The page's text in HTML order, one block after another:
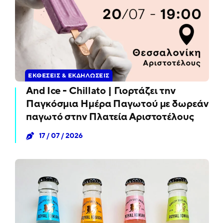
ΕΚΘΈΣΕΙΣ & ΕΚΔΗΛΏΣΕΙΣ
And Ice - Chillato | Γιορτάζει την
Παγκόσμια Ημέρα Παγωτού με δωρεάν
παγωτό στην Πλατεία Αριστοτέλους
17 / 07 / 2026